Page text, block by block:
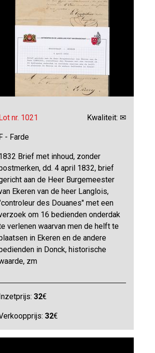
Lot nr. 1021 Kwaliteit: ✉
F - Farde
Brief met inhoud, zonder
dd. 4 april 1832, brief
aan de Heer Burgemeester
Ekeren van de heer Langlois,
des Douanes" met een
om 16 bedienden onderdak
verlenen waarvan men de helft te
in Ekeren en de andere
bedienden in Donck, historische
zm
Inzetprijs:32€
32€